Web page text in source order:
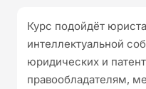
Курс подойдёт
интеллектуальной
юридических и
правообладателям,